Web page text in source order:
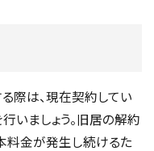
際は、現在契約してい
いましょう。旧居の解約
料金が発生し続けるた